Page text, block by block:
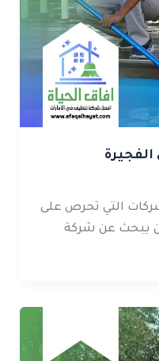
التي تحرص على
يبحث عن شركة